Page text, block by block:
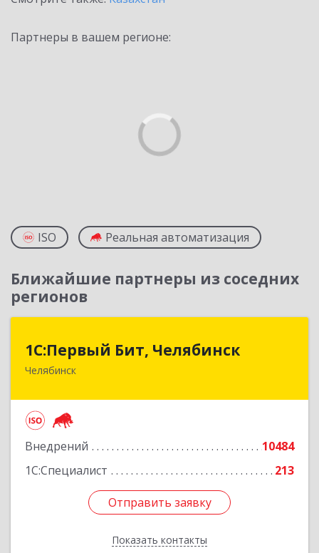
Партнеры в вашем регионе:
ISO Реальная автоматизация
Ближайшие партнеры из соседних
регионов
1С:Первый Бит, Челябинск
Челябинск
Внедрений
10484
1С:Специалист
213
Отправить заявку
Показать контакты
1С:Первый Бит, Челябинск
Отправить заявку
Назад